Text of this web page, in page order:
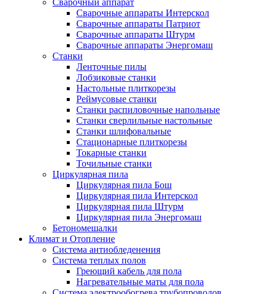
Сварочный аппарат
Сварочные аппараты Интерскол
Сварочные аппараты Патриот
Сварочные аппараты Штурм
Сварочные аппараты Энергомаш
Станки
Ленточные пилы
Лобзиковые станки
Настольные плиткорезы
Реймусовые станки
Станки распиловочные напольные
Станки сверлильные настольные
Станки шлифовальные
Стационарные плиткорезы
Токарные станки
Точильные станки
Циркулярная пила
Циркулярная пила Бош
Циркулярная пила Интерскол
Циркулярная пила Штурм
Циркулярная пила Энергомаш
Бетономешалки
Климат и Отопление
Система антиобледенения
Система теплых полов
Греющий кабель для пола
Нагревательные маты для пола